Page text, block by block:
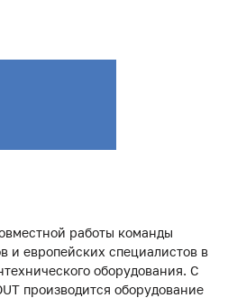
работы команды
и европейских специалистов в
оборудования. С
производится оборудование